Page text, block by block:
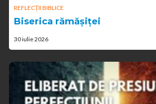
REFLECȚII BIBLICE
Biserica rămășiței
30 iulie 2026